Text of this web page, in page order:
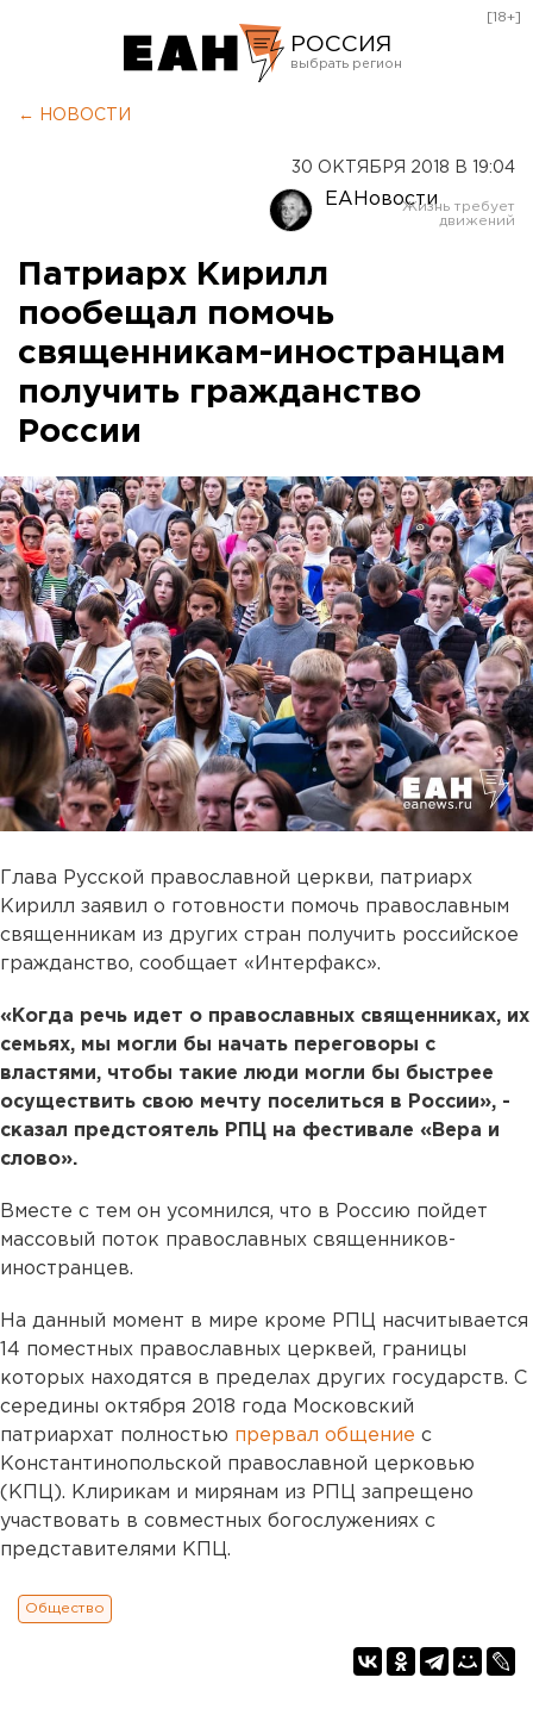
РОССИЯ
Оренбург
[18+]
← НОВОСТИ
30 ОКТЯБРЯ 2018 В 19:04
ЕАНовости
Патриарх Кирилл
пообещал помочь
священникам-иностранцам
получить гражданство
России
Глава Русской православной церкви, патриарх
Кирилл заявил о готовности помочь православным
священникам из других стран получить российское
гражданство, сообщает «Интерфакс».
«Когда речь идет о православных священниках, их
семьях, мы могли бы начать переговоры с
властями, чтобы такие люди могли бы быстрее
осуществить свою мечту поселиться в России», -
сказал предстоятель РПЦ на фестивале «Вера и
слово».
Вместе с тем он усомнился, что в Россию пойдет
массовый поток православных священников-
иностранцев.
На данный момент в мире кроме РПЦ насчитывается
14 поместных православных церквей, границы
которых находятся в пределах других государств. С
середины октября 2018 года Московский
патриархат полностью прервал общение с
Константинопольской православной церковью
(КПЦ). Клирикам и мирянам из РПЦ запрещено
участвовать в совместных богослужениях с
представителями КПЦ.
Общество